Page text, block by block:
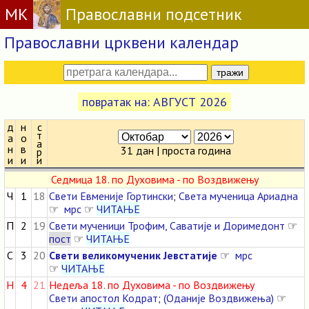
МК
Православни подсетник
Православни црквени календар
повратак на: АВГУСТ 2026
д
а
н
и
н
о
в
и
с
т
а
р
и
31 дан | проста година
Седмица 18. по Духовима - по Воздвижењу
Ч
1 18 Свети Евменије Гортински; Света мученица Ариадна
☞ мрс ☞ ЧИТАЊЕ
П 2 19 Свети мученици Трофим, Саватије и Доримедонт ☞
пост ☞ ЧИТАЊЕ
С 3 20 Свети великомученик Јевстатије ☞ мрс
☞ ЧИТАЊЕ
Н 4 21 Недеља 18. по Духовима - по Воздвижењу
Свети апостол Кодрат; (Оданије Воздвижења) ☞